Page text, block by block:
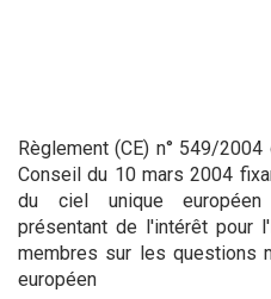
Règlement (CE) n° 549/
Conseil du 10 mars 2004
du ciel unique européen
présentant de l'intérêt pour
membres sur les questions
européen